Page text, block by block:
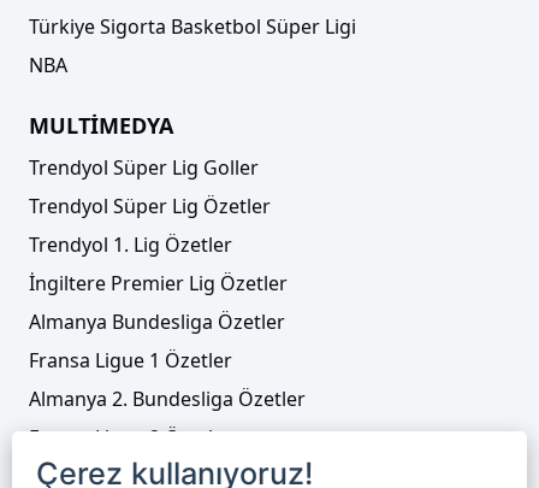
Türkiye Sigorta Basketbol Süper Ligi
NBA
MULTİMEDYA
Trendyol Süper Lig Goller
Trendyol Süper Lig Özetler
Trendyol 1. Lig Özetler
İngiltere Premier Lig Özetler
Almanya Bundesliga Özetler
Fransa Ligue 1 Özetler
Almanya 2. Bundesliga Özetler
Fransa Ligue 2 Özetler
Tenis
Çerez kullanıyoruz!